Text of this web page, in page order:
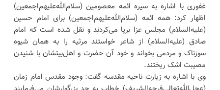
غفوری با اشاره به سیره ائمه معصومین (سلام‌الله‌علیهم‌اجمعین)
اظهار کرد: همه ائمه (سلام‌الله‌علیهم‌اجمعین) برای امام حسین
(علیه‌السلام) مجلس عزا برپا می‌کردند و نقل شده است که امام
صادق (علیه‌السلام) از شاعر خواستند مرثیه را به همان شیوه
سوزناک و مردمی بخواند و خود آن حضرت و اهل‌بیتشان با شنیدن
مصیبت اشک ریختند.
وی با اشاره به زیارت ناحیه مقدسه گفت: وجود مقدس امام زمان